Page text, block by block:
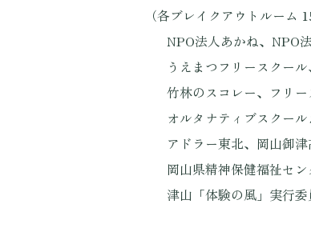
（各ブレイクアウトルーム 15
NPO法人あかね、NPO法人志塾フ
うえまつフリースクール、IPUブリ
竹林のスコレー、フリースクール
オルタナティブスクールええがぁ
アドラー東北、岡山御津高校
岡山県精神保健福祉センター(岡山
津山「体験の風」実行委員